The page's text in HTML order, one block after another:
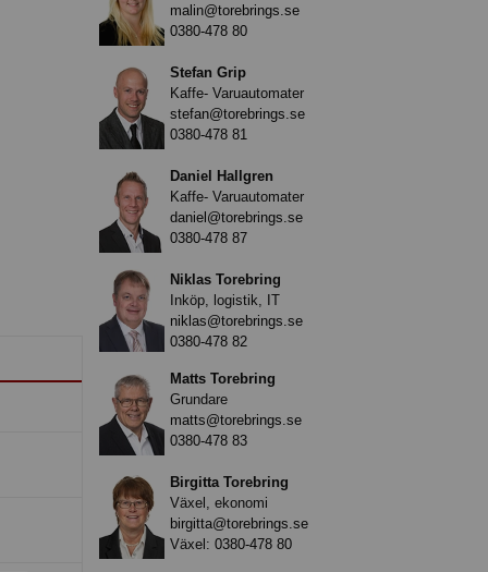
malin@torebrings.se
0380-478 80
Stefan Grip
Kaffe- Varuautomater
stefan@torebrings.se
0380-478 81
Daniel Hallgren
Kaffe- Varuautomater
daniel@torebrings.se
0380-478 87
Niklas Torebring
Inköp, logistik, IT
niklas@torebrings.se
0380-478 82
Matts Torebring
Grundare
matts@torebrings.se
0380-478 83
Birgitta Torebring
Växel, ekonomi
birgitta@torebrings.se
Växel: 0380-478 80